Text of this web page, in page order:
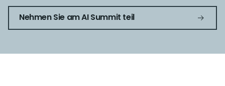
Nehmen Sie am AI Summit teil